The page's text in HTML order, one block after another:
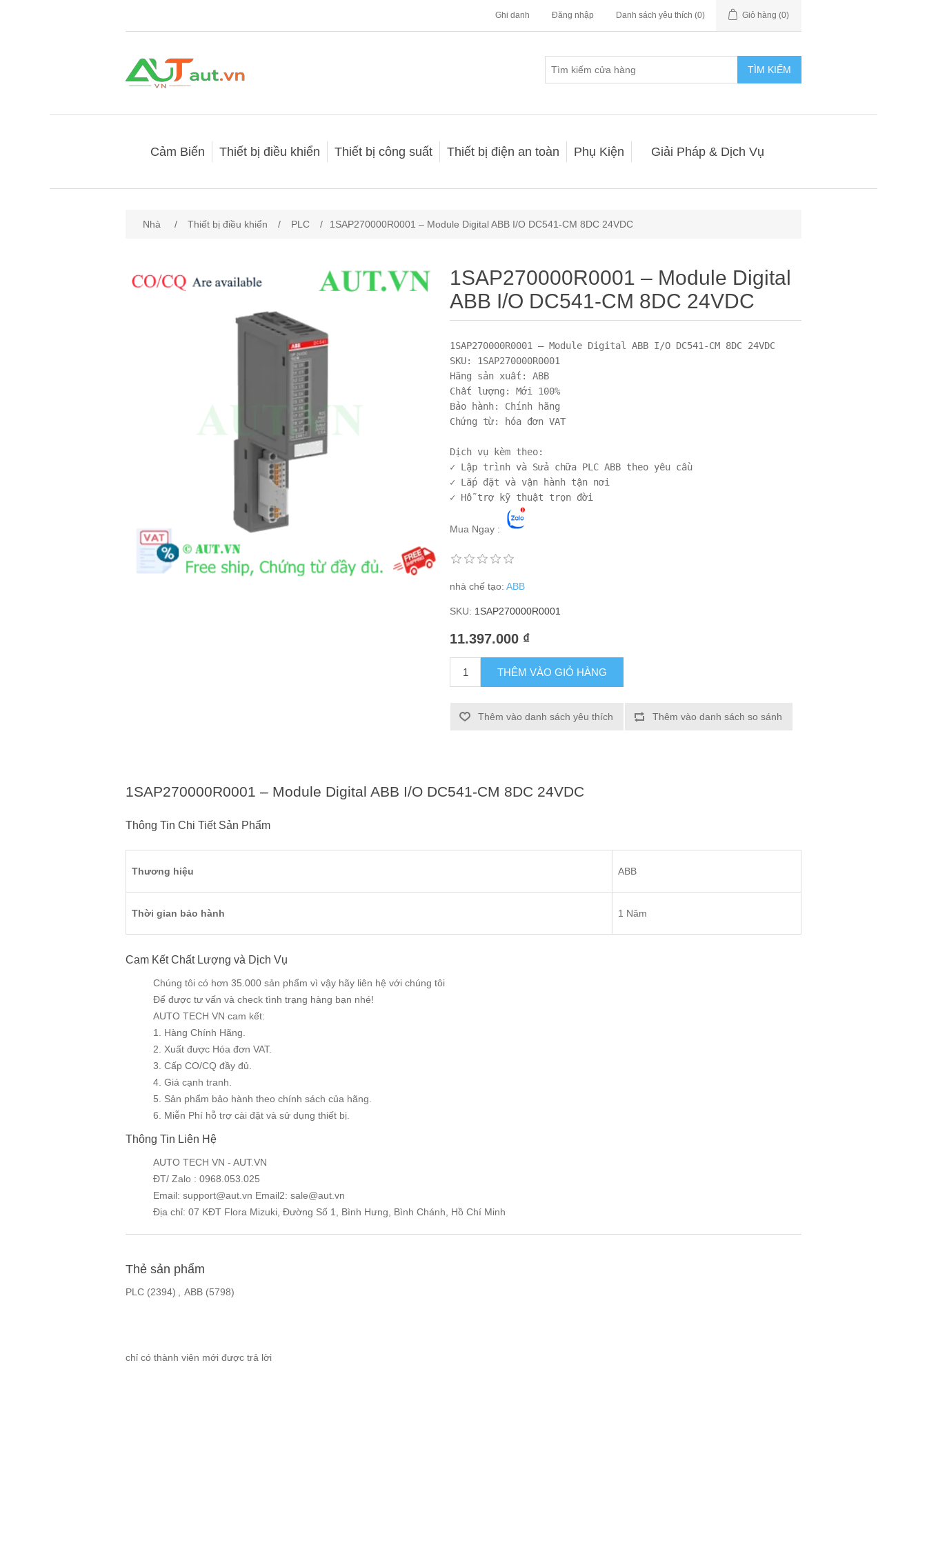
Ghi danh Đăng nhập Danh sách yêu thích (0) Giỏ hàng (0)
TÌM KIẾM
Cảm Biến Thiết bị điều khiển Thiết bị công suất Thiết bị điện an toàn Phụ Kiện Giải Pháp & Dịch Vụ
Nhà / Thiết bị điều khiển / PLC / 1SAP270000R0001 – Module Digital ABB I/O DC541-CM 8DC 24VDC
1SAP270000R0001 – Module Digital
ABB I/O DC541-CM 8DC 24VDC
1SAP270000R0001 – Module Digital ABB I/O DC541-CM 8DC 24VDC
SKU: 1SAP270000R0001
Hãng sản xuất: ABB
Chất lượng: Mới 100%
Bảo hành: Chính hãng
Chứng từ: hóa đơn VAT
Dịch vụ kèm theo:
✓ Lập trình và Sửa chữa PLC ABB theo yêu cầu
✓ Lắp đặt và vận hành tận nơi
Mua Ngay :
nhà chế tạo: ABB
SKU: 1SAP270000R0001
11.397.000 ₫
THÊM VÀO GIỎ HÀNG
Thêm vào danh sách yêu thích Thêm vào danh sách so sánh
1SAP270000R0001 – Module Digital ABB I/O DC541-CM 8DC 24VDC
Thông Tin Chi Tiết Sản Phẩm
Thương hiệu ABB
Thời gian bảo hành 1 Năm
Cam Kết Chất Lượng và Dịch Vụ
Chúng tôi có hơn 35.000 sản phẩm vì vậy hãy liên hệ với chúng tôi
Để được tư vấn và check tình trạng hàng bạn nhé!
AUTO TECH VN cam kết:
1. Hàng Chính Hãng.
2. Xuất được Hóa đơn VAT.
3. Cấp CO/CQ đầy đủ.
4. Giá cạnh tranh.
5. Sản phẩm bảo hành theo chính sách của hãng.
6. Miễn Phí hỗ trợ cài đặt và sử dụng thiết bị.
Thông Tin Liên Hệ
AUTO TECH VN - AUT.VN
ĐT/ Zalo : 0968.053.025
Email: support@aut.vn Email2: sale@aut.vn
Địa chỉ: 07 KĐT Flora Mizuki, Đường Số 1, Bình Hưng, Bình Chánh, Hồ Chí Minh
Thẻ sản phẩm
PLC (2394) , ABB (5798)
chỉ có thành viên mới được trả lời